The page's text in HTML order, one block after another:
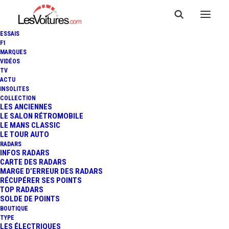
ESSAIS
F1
MARQUES
VIDÉOS
TV
ACTU
INSOLITES
COLLECTION
LES ANCIENNES
LE SALON RÉTROMOBILE
LE MANS CLASSIC
LE TOUR AUTO
RADARS
INFOS RADARS
CARTE DES RADARS
MARGE D’ERREUR DES RADARS
RÉCUPÉRER SES POINTS
TOP RADARS
SOLDE DE POINTS
BOUTIQUE
TYPE
LES ÉLECTRIQUES
8 décembre 2014
PARIS : L’IMPUNITÉ DES